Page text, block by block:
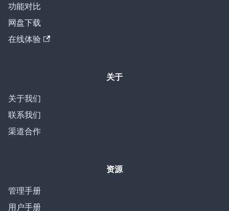
功能对比
网盘下载
在线体验
关于
关于我们
联系我们
渠道合作
资源
管理手册
用户手册